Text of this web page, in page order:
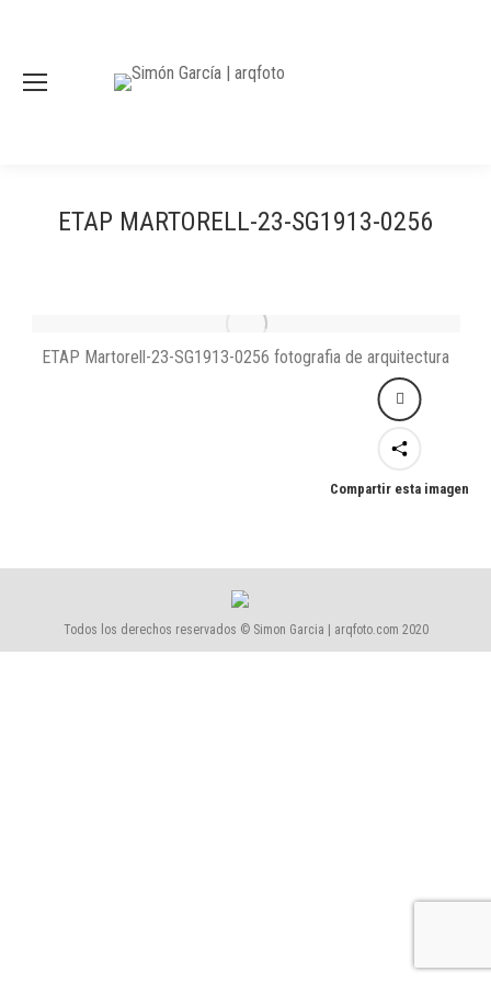
ETAP MARTORELL-23-SG1913-0256
ETAP Martorell-23-SG1913-0256 fotografia de arquitectura
Compartir esta imagen
Todos los derechos reservados © Simon Garcia | arqfoto.com 2020